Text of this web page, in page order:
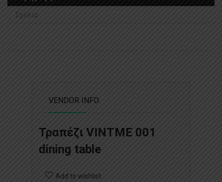
Σχόλια
VENDOR INFO
Τραπέζι VINTME 001
dining table
Add to wishlist